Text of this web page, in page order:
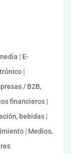
| E-
|
/ B2B,
financieros |
bebidas |
| Medios,